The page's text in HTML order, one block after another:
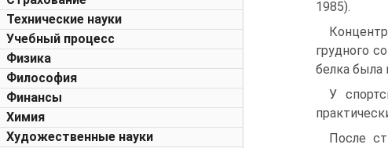
Технические науки
Учебный процесс
Физика
Философия
Финансы
Химия
Художественные науки
1985).
грудного
белка была
У
После